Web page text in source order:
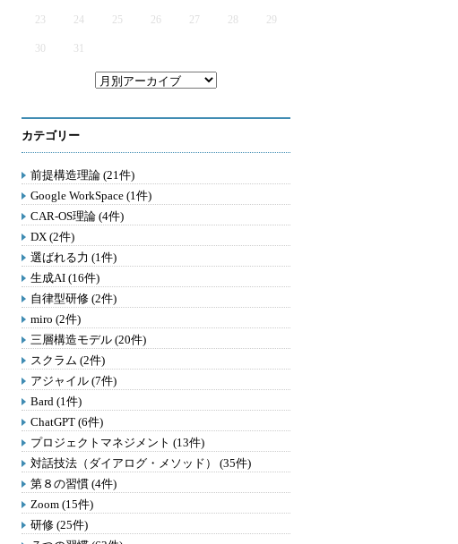
23 24 25 26 27 28 29
30 31
カテゴリー
前提構造理論 (21件)
Google WorkSpace (1件)
CAR-OS理論 (4件)
DX (2件)
選ばれる力 (1件)
生成AI (16件)
自律型研修 (2件)
miro (2件)
三層構造モデル (20件)
スクラム (2件)
アジャイル (7件)
Bard (1件)
ChatGPT (6件)
プロジェクトマネジメント (13件)
対話技法（ダイアログ・メソッド） (35件)
第８の習慣 (4件)
Zoom (15件)
研修 (25件)